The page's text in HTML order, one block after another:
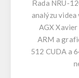
Řada NRU-
analýzu
AGX
ARM a
512 CUDA a